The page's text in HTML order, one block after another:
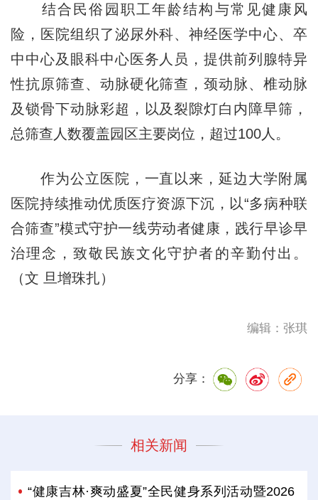
结合民俗园职工年龄结构与常见健康风
险，医院组织了泌尿外科、神经医学中心、卒
中中心及眼科中心医务人员，提供前列腺特异
性抗原筛查、动脉硬化筛查，颈动脉、椎动脉
及锁骨下动脉彩超，以及裂隙灯白内障早筛，
总筛查人数覆盖园区主要岗位，超过100人。
作为公立医院，一直以来，延边大学附属
医院持续推动优质医疗资源下沉，以“多病种联
合筛查”模式守护一线劳动者健康，践行早诊早
治理念，致敬民族文化守护者的辛勤付出。
（文 旦增珠扎）
编辑：张琪
分享：
相关新闻
“健康吉林·爽动盛夏”全民健身系列活动暨2026